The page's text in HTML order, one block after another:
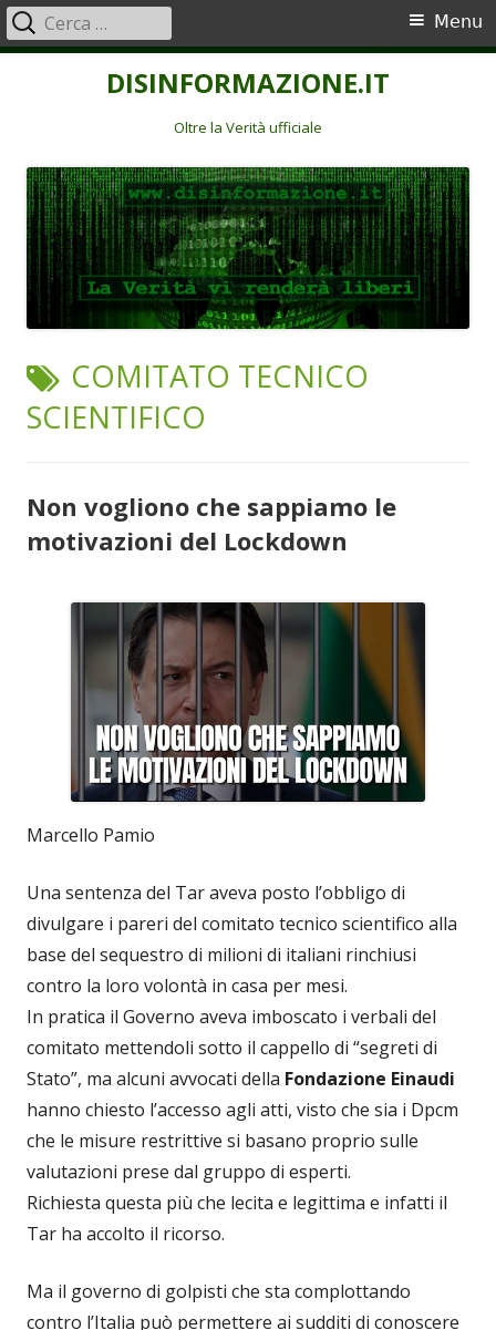
DISINFORMAZIONE.IT
Oltre la Verità ufficiale
Menu
principale
Menu
Ricerca
per:
TAG:
COMITATO TECNICO
SCIENTIFICO
Non vogliono che sappiamo le
motivazioni del Lockdown
Marcello Pamio
Una sentenza del Tar aveva posto l’obbligo di
divulgare i pareri del comitato tecnico scientifico alla
base del sequestro di milioni di italiani rinchiusi
contro la loro volontà in casa per mesi.
In pratica il Governo aveva imboscato i verbali del
comitato mettendoli sotto il cappello di “segreti di
Stato”, ma alcuni avvocati della Fondazione Einaudi
hanno chiesto l’accesso agli atti, visto che sia i Dpcm
che le misure restrittive si basano proprio sulle
valutazioni prese dal gruppo di esperti.
Richiesta questa più che lecita e legittima e infatti il
Tar ha accolto il ricorso.
Ma il governo di golpisti che sta complottando
contro l’Italia può permettere ai sudditi di conoscere